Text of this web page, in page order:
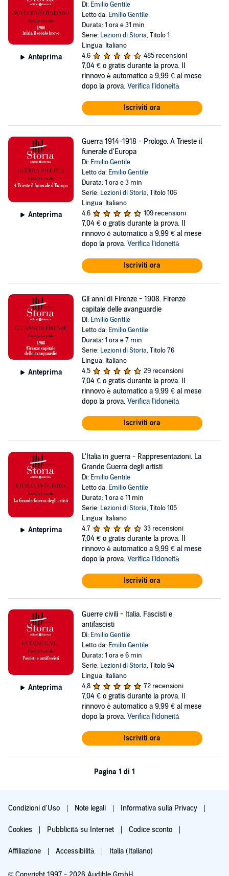
Anteprima
Di: Emilio Gentile
Letto da: Emilio Gentile
Durata: 1 ora e 31 min
Serie: Lezioni di Storia, Titolo 1
Lingua: Italiano
4,6
485 recensioni
7,04 € o gratis durante la prova. Il
rinnovo è automatico a 9,99 € al mese
dopo la prova. Verifica l'idoneità
Iscriviti ora
Anteprima
Guerra 1914-1918 - Prologo. A Trieste il
funerale d'Europa
Di: Emilio Gentile
Letto da: Emilio Gentile
Durata: 1 ora e 3 min
Serie: Lezioni di Storia, Titolo 106
Lingua: Italiano
4,6
109 recensioni
7,04 € o gratis durante la prova. Il
rinnovo è automatico a 9,99 € al mese
dopo la prova. Verifica l'idoneità
Iscriviti ora
Anteprima
Gli anni di Firenze - 1908. Firenze
capitale delle avanguardie
Di: Emilio Gentile
Letto da: Emilio Gentile
Durata: 1 ora e 7 min
Serie: Lezioni di Storia, Titolo 76
Lingua: Italiano
4,5
29 recensioni
7,04 € o gratis durante la prova. Il
rinnovo è automatico a 9,99 € al mese
dopo la prova. Verifica l'idoneità
Iscriviti ora
Anteprima
L'Italia in guerra - Rappresentazioni. La
Grande Guerra degli artisti
Di: Emilio Gentile
Letto da: Emilio Gentile
Durata: 1 ora e 11 min
Serie: Lezioni di Storia, Titolo 105
Lingua: Italiano
4,7
33 recensioni
7,04 € o gratis durante la prova. Il
rinnovo è automatico a 9,99 € al mese
dopo la prova. Verifica l'idoneità
Iscriviti ora
Anteprima
Guerre civili - Italia. Fascisti e
antifascisti
Di: Emilio Gentile
Letto da: Emilio Gentile
Durata: 1 ora e 6 min
Serie: Lezioni di Storia, Titolo 94
Lingua: Italiano
4,8
72 recensioni
7,04 € o gratis durante la prova. Il
rinnovo è automatico a 9,99 € al mese
dopo la prova. Verifica l'idoneità
Iscriviti ora
Pagina 1 di 1
Condizioni d'Uso Note legali Informativa sulla Privacy
Cookies Pubblicità su Internet Codice sconto
Affiliazione Accessibilità Italia (Italiano)